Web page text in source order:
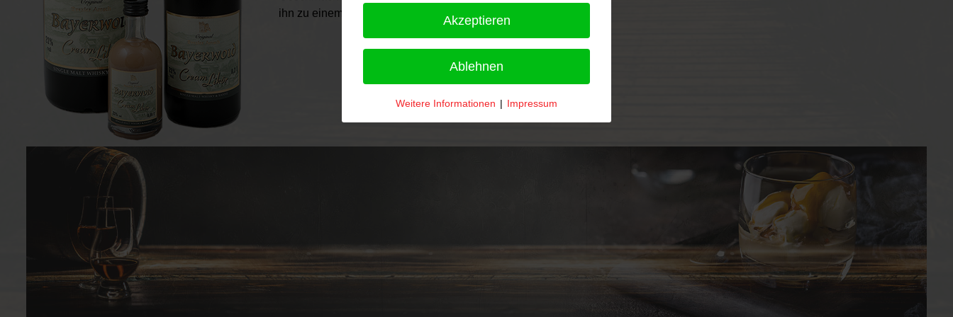
ihn zu einem besonderen Genuss für viele Whisky-Liebhaber.
Akzeptieren
Ablehnen
Weitere Informationen | Impressum